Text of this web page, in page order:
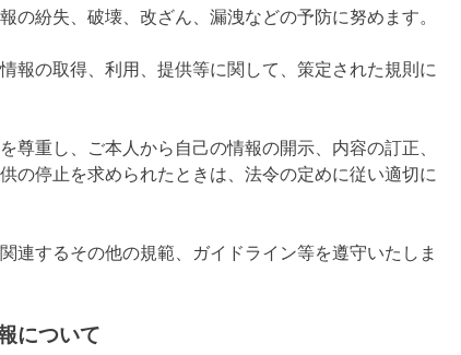
の紛失、破壊、改ざん、漏洩などの予防に努めます。
報の取得、利用、提供等に関して、策定された規則に
尊重し、ご本人から自己の情報の開示、内容の訂正、
の停止を求められたときは、法令の定めに従い適切に
連するその他の規範、ガイドライン等を遵守いたしま
について